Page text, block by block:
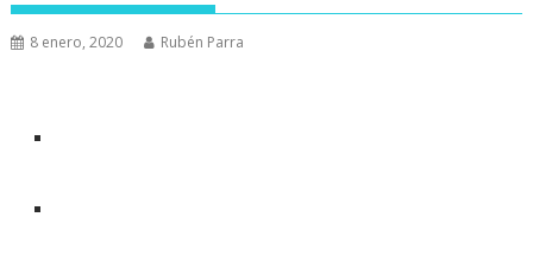
8 enero, 2020 Rubén Parra